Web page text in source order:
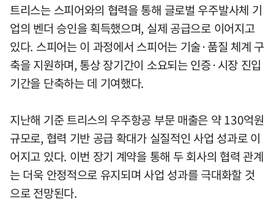
트리스는 스피어와의 협력을 통해 글로벌 우주발사체 기
업의 벤더 승인을 획득했으며, 실제 공급으로 이어지고
있다. 스피어는 이 과정에서 스피어는 기술·품질 체계 구
축을 지원하며, 통상 장기간이 소요되는 인증·시장 진입
기간을 단축하는 데 기여했다.
지난해 기준 트리스의 우주항공 부문 매출은 약 130억원
규모로, 협력 기반 공급 확대가 실질적인 사업 성과로 이
어지고 있다. 이번 장기 계약을 통해 두 회사의 협력 관계
는 더욱 안정적으로 유지되며 사업 성과를 극대화할 것
으로 전망된다.